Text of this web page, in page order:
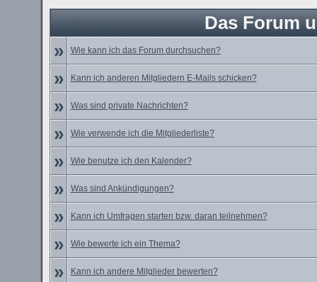
Das Forum
»
Wie kann ich das Forum durchsuchen?
» Kann ich anderen Mitgliedern E-Mails schicken?
» Was sind private Nachrichten?
» Wie verwende ich die Mitgliederliste?
» Wie benutze ich den Kalender?
» Was sind Ankündigungen?
» Kann ich Umfragen starten bzw. daran teilnehmen?
» Wie bewerte ich ein Thema?
» Kann ich andere Mitglieder bewerten?